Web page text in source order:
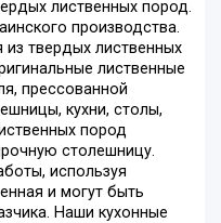
лиственных пород.
производства.
твердых лиственных
лиственные
прессованной
кухни, столы,
пород
столешницу.
используя
и могут быть
Наши кухонные